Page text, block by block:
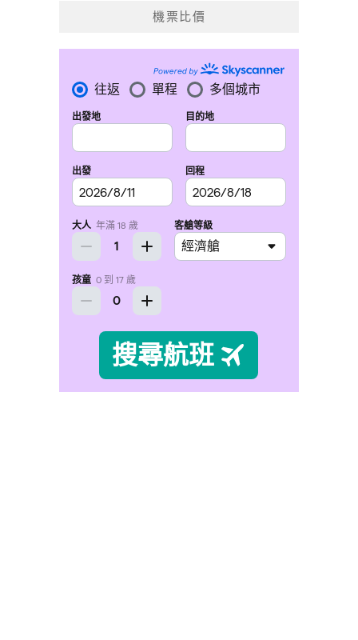
機票比價